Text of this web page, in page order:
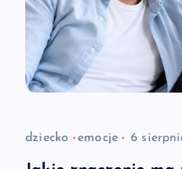
dziecko emocje 6